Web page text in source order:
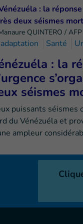
QUINTERO / AFP
Santé
: la
séismes
puissants séismes
du Vénézuéla et
ampleur